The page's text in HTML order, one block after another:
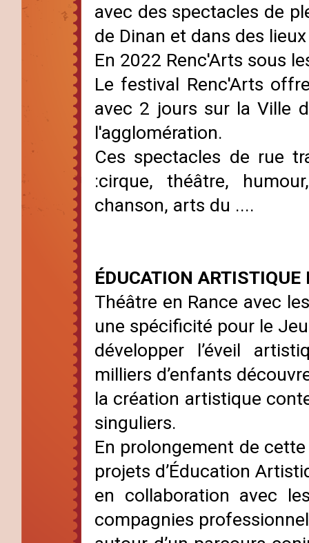
avec des spectacles de
de Dinan et dans des
En 2022 Renc'Arts sous
Le festival Renc'Arts
avec 2 jours sur la Ville
l'agglomération.
Ces spectacles de rue
:cirque, théâtre,
chanson, arts du ....
ÉDUCATION
Théâtre en Rance avec
une spécificité pour le
développer l’éveil
milliers d’enfants
la création artistique
singuliers.
En prolongement de
projets d’Éducation
en collaboration avec
compagnies